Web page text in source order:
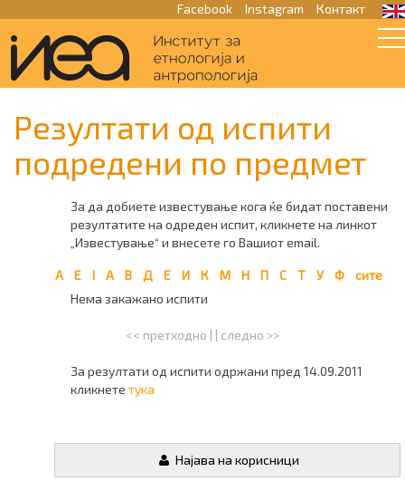
Facebook Instagram Контакт
Резултати од испити
подредени по предмет
За да добиете известување кога ќе бидат поставени
резултатите на одреден испит, кликнете на линкот
„Известување“ и внесете го Вашиот email.
A E I А В Д Е И К М Н П С Т У Ф
сите
Нема закажано испити
<< претходно | | следно >>
За резултати од испити одржани пред 14.09.2011
кликнете тука
Најава на корисници